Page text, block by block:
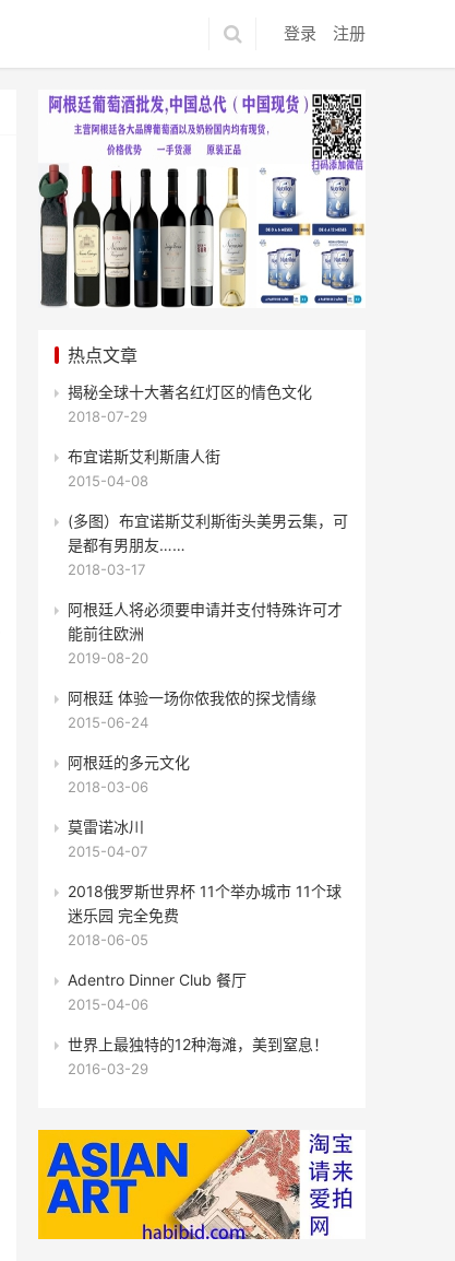
登录 注册
热点文章
揭秘全球十大著名红灯区的情色文化
2018-07-29
布宜诺斯艾利斯唐人街
2015-04-08
(多图）布宜诺斯艾利斯街头美男云集，可
是都有男朋友……
2018-03-17
阿根廷人将必须要申请并支付特殊许可才
能前往欧洲
2019-08-20
阿根廷 体验一场你侬我侬的探戈情缘
2015-06-24
阿根廷的多元文化
2018-03-06
莫雷诺冰川
2015-04-07
2018俄罗斯世界杯 11个举办城市 11个球
迷乐园 完全免费
2018-06-05
Adentro Dinner Club 餐厅
2015-04-06
世界上最独特的12种海滩，美到窒息！
2016-03-29